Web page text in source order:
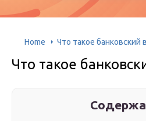
Home Что такое банковский
Что такое